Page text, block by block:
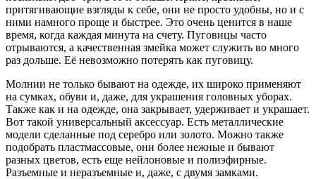
притягивающие взгляды к себе, они не просто удобны, но и с
ними намного проще и быстрее. Это очень ценится в наше
время, когда каждая минута на счету. Пуговицы часто
отрываются, а качественная змейка может служить во много
раз дольше. Её невозможно потерять как пуговицу.
Молнии не только бывают на одежде, их широко применяют
на сумках, обуви и, даже, для украшения головных уборах.
Также как и на одежде, она закрывает, удерживает и украшает.
Вот такой универсальный аксессуар. Есть металлические
модели сделанные под серебро или золото. Можно также
подобрать пластмассовые, они более нежные и бывают
разных цветов, есть еще нейлоновые и полиэфирные.
Разъемные и неразъемные и, даже, с двумя замками.